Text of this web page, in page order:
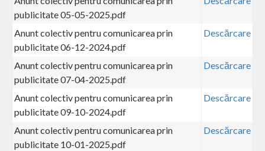
publicitate 05-05-2025.pdf
Anunt colectiv pentru comunicarea prin
publicitate 06-12-2024.pdf
Descărcare
Anunt colectiv pentru comunicarea prin
publicitate 07-04-2025.pdf
Descărcare
Anunt colectiv pentru comunicarea prin
publicitate 09-10-2024.pdf
Descărcare
Anunt colectiv pentru comunicarea prin
publicitate 10-01-2025.pdf
Descărcare